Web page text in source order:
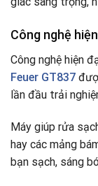
Công nghệ
Công nghệ hiện
Feuer GT837
lần đầu trải
Máy giúp rửa
hay các mảng
bạn sạch, sáng